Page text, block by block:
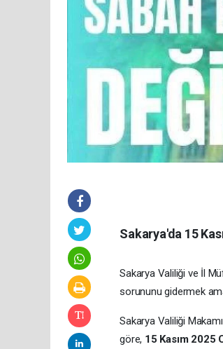
Sakarya'da 15
Sakarya Valiliği ve İl
sorununu gidermek
Sakarya Valiliği
göre, 15 Kasım 2025